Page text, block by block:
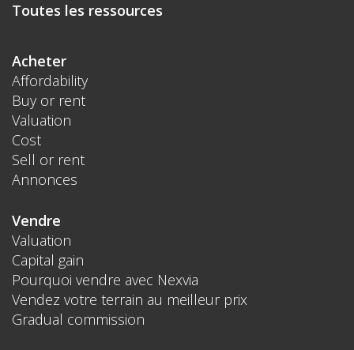
Toutes les ressources
Acheter
Affordability
Buy or rent
Valuation
Cost
Sell or rent
Annonces
Vendre
Valuation
Capital gain
Pourquoi vendre avec Nexvia
Vendez votre terrain au meilleur prix
Gradual commission